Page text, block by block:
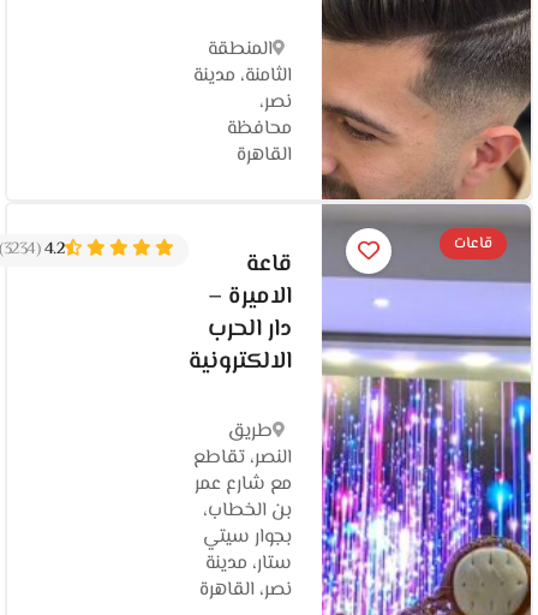
المنطقة
الثامنة، مدينة
نصر،
محافظة
القاهرة‬
قاعات
قاعة
الاميرة –
دار الحرب
الالكترونية
طريق
النصر، تقاطع
مع شارع عمر
بن الخطاب،
بجوار سيتي
ستار، مدينة
نصر، القاهرة‬
4.2
(3234)